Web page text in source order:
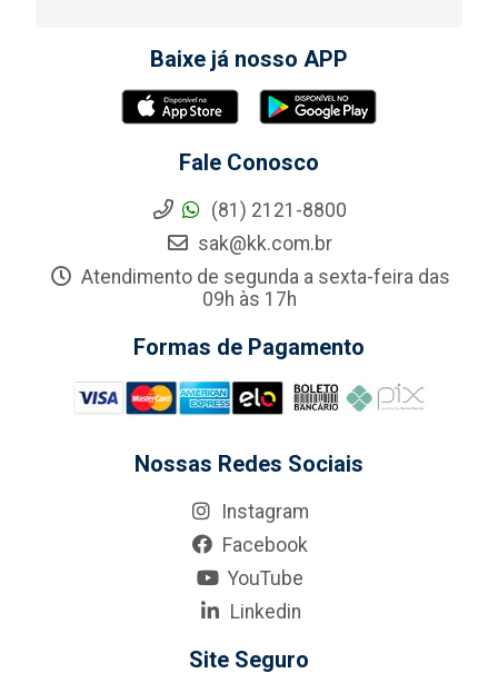
Baixe já nosso APP
Fale Conosco
(81) 2121-8800
sak@kk.com.br
Atendimento de segunda a sexta-feira das
09h às 17h
Formas de Pagamento
Nossas Redes Sociais
Instagram
Facebook
YouTube
Linkedin
Site Seguro